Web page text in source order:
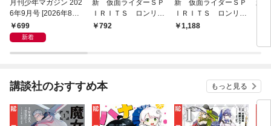
月刊少年マガジン 202
6年9月号 [2026年8月6
日発売]
699
新着
新 仮面ライダーＳＰ
ＩＲＩＴＳ ロンリー
仮面ライダー編（１）
792
新 仮面ライダーＳＰ
ＩＲＩＴＳ ロンリー
仮面ライダー編 特装
1,188
新
講談社のおすすめ本 もっと見る